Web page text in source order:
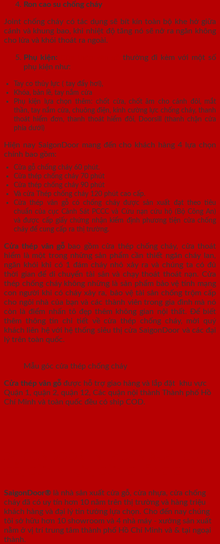
Ron cao su chống cháy
Joint chống cháy có tác dụng sẽ bít kín toàn bộ khe hở giữa
cánh và khung bao, khi nhiệt độ tăng nó sẽ nở ra ngăn không
cho lửa và khói thoát ra ngoài.
Phụ kiện:
thường đi kèm với một số
phụ kiện như:
Tay co thủy lực ( tay đẩy hơi),
Khóa, bản lề, tay nắm cửa
Phụ kiện lựa chọn thêm: chốt cửa, chốt âm cho cánh đôi, mắt
thần, tay nắm cửa, chuông điện, kính cường lực chống cháy, thanh
thoát hiểm đơn, thanh thoát hiểm đôi, Doorsill (thanh chặn cửa
phía dưới)
Hiện nay SaigonDoor mang đến cho khách hàng 4 lựa chọn
chính bao gồm:
Cửa gỗ chống cháy 60 phút.
Cửa thép chống cháy 70 phút
Cửa thép chống cháy 90 phút
Và cửa Thép chống cháy 120 phút cao cấp.
Cửa thép vân gỗ có chống cháy được sản xuất đạt theo tiêu
chuẩn của cục Cảnh Sát PCCC và Cứu nạn cứu hộ (Bộ Công An)
và được cấp giấy chứng nhận kiểm định phương tiện cửa chống
cháy để cung cấp ra thị trường.
Cửa thép vân gỗ bao gồm cửa thép chống cháy, cửa thoát
hiểm là một trong những sản phẩm cần thiết ngăn cháy lan,
ngăn khói khi có 1 đám cháy nhỏ xảy ra và chúng ta có đủ
thời gian để di chuyển tài sản và chạy thoát thoát nạn. Cửa
thép chống cháy không những là sản phẩm bảo vệ tính mạng
con người khi có cháy xảy ra, bảo vệ tài sản chống trộm cấp
cho ngôi nhà của bạn và các thành viên trong gia đình mà nó
còn là điểm nhấn tô đẹp thêm không gian nội thất. Để biết
thêm thông tin chi tiết về cửa thép chống cháy, mời quý
khách liên hệ với hệ thống siêu thị cửa SaigonDoor và các đại
lý trên toàn quốc.
Mẫu góc cửa thép chống cháy
Cửa thép vân gỗ được hỗ trợ giao hàng và lắp đặt khu vực
Quận 1, quận 2, quận 12, Các quận nội thành Thành phố Hồ
Chí Minh và toàn quốc đều có ship COD.
SaigonDoor® là nhà sản xuất cửa gỗ, cửa nhựa, cửa chống
cháy đã có uy tín hơn 10 năm trên thị trường và hàng triệu
khách hàng và đại lý tin tưởng lựa chọn. Cho đến nay chúng
tôi sở hữu hơn 10 showroom và 4 nhà máy - xưởng sản xuất
nằm ở vị trí trung tâm thành phố Hồ Chí Minh và & tại ngoại
thành.